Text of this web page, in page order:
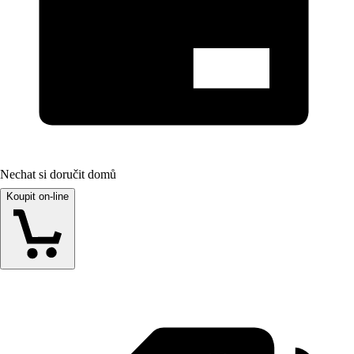
Nechat si doručit domů
Koupit on-line